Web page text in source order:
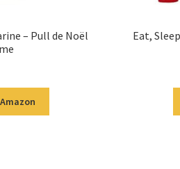
– Pull de Noël
Eat,